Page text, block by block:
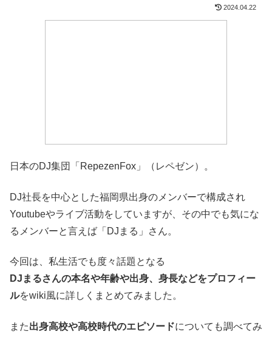
2024.04.22
日本のDJ集団「RepezenFox」（レペゼン）。
DJ社長を中心とした福岡県出身のメンバーで構成され
Youtubeやライブ活動をしていますが、その中でも気にな
るメンバーと言えば「DJまる」さん。
今回は、私生活でも度々話題となる
DJまるさんの本名や年齢や出身、身長などをプロフィー
ルをwiki風に詳しくまとめてみました。
また出身高校や高校時代のエピソードについても調べてみ